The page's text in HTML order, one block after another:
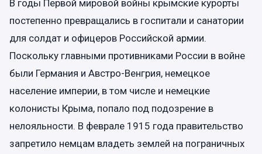
В годы Первой мировой войны крымские курорты
постепенно превращались в госпитали и санатории
для солдат и офицеров Российской армии.
Поскольку главными противниками России в войне
были Германия и Австро-Венгрия, немецкое
население империи, в том числе и немецкие
колонисты Крыма, попало под подозрение в
нелояльности. В феврале 1915 года правительство
запретило немцам владеть землей на пограничных